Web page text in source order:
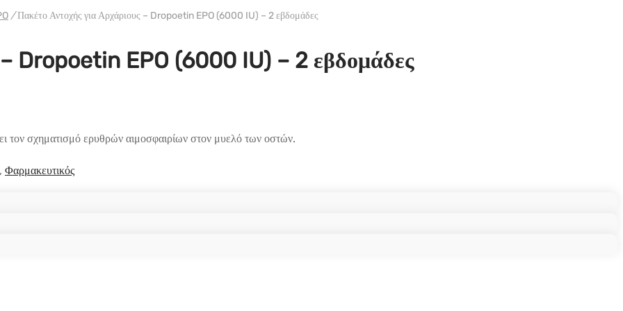
/Πακέτο Αντοχής για Αρχάριους – Dropoetin EPO (6000 IU) – 2 εβδομάδες
Dropoetin EPO (6000 IU) – 2 εβδομάδες
τον σχηματισμό ερυθρών αιμοσφαιρίων στον μυελό των οστών.
, Φαρμακευτικός